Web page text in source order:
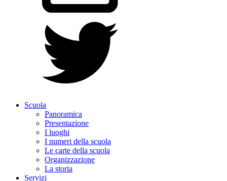
Scuola
Panoramica
Presentazione
I luoghi
I numeri della scuola
Le carte della scuola
Organizzazione
La storia
Servizi